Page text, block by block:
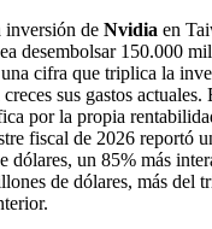
inversión de Nvidia en
desembolsar 150.000
cifra que triplica la
sus gastos actuales.
por la propia
fiscal de 2026 reportó
dólares, un 85% más
de dólares, más del